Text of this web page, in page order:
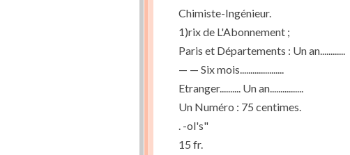
Chimiste-Ingénieur.
1)rix de L'Abonnement ;
Paris et Départements : Un an............
— — Six mois.....................
Etranger.......... Un an................
Un Numéro : 75 centimes.
. -ol's"
15 fr.